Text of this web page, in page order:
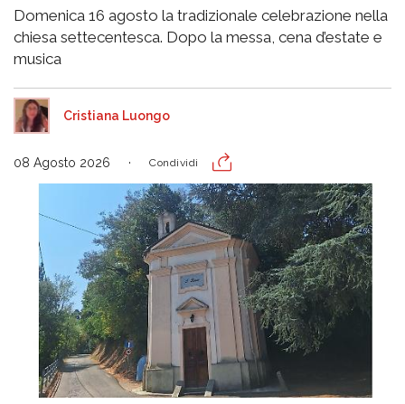
Domenica 16 agosto la tradizionale celebrazione nella
chiesa settecentesca. Dopo la messa, cena d’estate e
musica
Cristiana Luongo
08 Agosto 2026 Condividi